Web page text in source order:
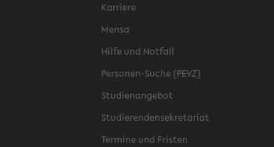
Karriere
Mensa
Hilfe und Notfall
Personen-Suche (PEVZ)
Studienangebot
Studierendensekretariat
Termine und Fristen